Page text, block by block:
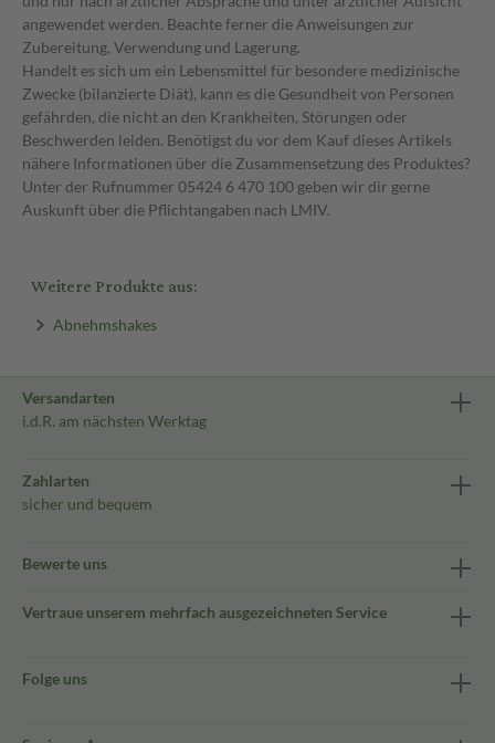
angewendet werden. Beachte ferner die Anweisungen zur
Zubereitung, Verwendung und Lagerung.
Handelt es sich um ein Lebensmittel für besondere medizinische
Zwecke (bilanzierte Diät), kann es die Gesundheit von Personen
gefährden, die nicht an den Krankheiten, Störungen oder
Beschwerden leiden. Benötigst du vor dem Kauf dieses Artikels
nähere Informationen über die Zusammensetzung des Produktes?
Unter der Rufnummer 05424 6 470 100 geben wir dir gerne
Auskunft über die Pflichtangaben nach LMIV.
Weitere Produkte aus:
Abnehmshakes
Versandarten
i.d.R. am nächsten Werktag
Zahlarten
sicher und bequem
Bewerte uns
Vertraue unserem mehrfach ausgezeichneten Service
Folge uns